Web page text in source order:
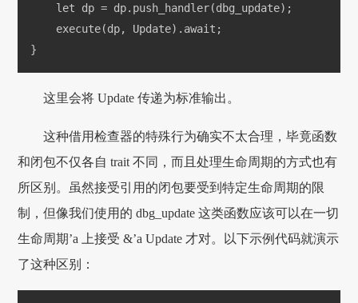
    let dp = dp.push_handler(dbg_update);
    execute(dp, Update).await;
}
这里会将 Update 传递为标准输出。
这种借用检查器的特殊行为确实不太合理，毕竟函数
和闭包不仅各自 trait 不同，而且处理生命周期的方式也有
所区别。虽然接受引用的闭包要受到特定生命周期的限
制，但像我们使用的 dbg_update 这类函数应该可以在一切
生命周期’a 上接受 &’a Update 才对。以下示例代码就演示
了这种区别：